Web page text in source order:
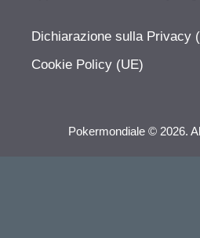
Dichiarazione sulla Privacy
Cookie Policy (UE)
Pokermondiale © 2026.